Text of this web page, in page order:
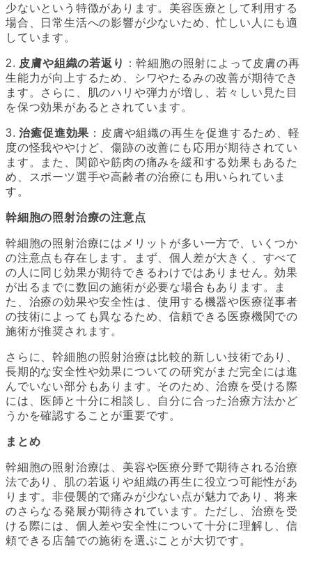
少ないという特徴があります。美容医療として利用する
場合、日常生活への影響が少ないため、忙しい人にも適
しています。
2. 皮膚や組織の若返り
：幹細胞の照射によって皮膚の再
生能力が向上するため、シワやたるみの改善が期待でき
ます。さらに、肌のハリや弾力が増し、若々しい見た目
を保つ効果があるとされています。
3.治癒促進効果 ：皮膚や組織の再生を促進するため、軽
度の怪我ややけど、傷跡の改善にも応用が期待されてい
ます。また、関節や筋肉の痛みを緩和する効果もあるた
め、スポーツ選手や高齢者の治療にも用いられていま
す。
幹細胞の照射治療の注意点
幹細胞の照射治療にはメリットが多い一方で、いくつか
の注意点も存在します。まず、個人差が大きく、すべて
の人に同じ効果が期待できるわけではありません。効果
が出るまでに数回の施術が必要な場合もあります。ま
た、治療の効果や安全性は、使用する機器や医療従事者
の技術によっても異なるため、信頼できる医療機関での
施術が推奨されます。
さらに、幹細胞の照射治療は比較的新しい技術であり、
長期的な安全性や効果についての研究がまだ完全には進
んでいない部分もあります。そのため、治療を受ける際
には、医師と十分に相談し、自分に合った治療方法かど
うかを確認することが重要です。
まとめ
幹細胞の照射治療は、美容や医療分野で期待される治療
法であり、肌の若返りや組織の再生に役立つ可能性があ
ります。非侵襲的で痛みが少ない点が魅力であり、将来
のさらなる発展が期待されています。ただし、治療を受
ける際には、個人差や安全性について十分に理解し、信
頼できる店舗での施術を選ぶことが大切です。